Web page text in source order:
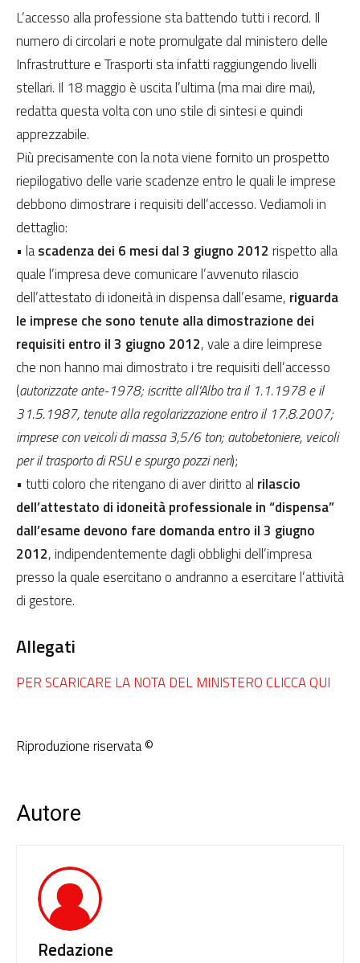
L’accesso alla professione sta battendo tutti i record. Il
numero di circolari e note promulgate dal ministero delle
Infrastrutture e Trasporti sta infatti raggiungendo livelli
stellari. Il 18 maggio è uscita l’ultima (ma mai dire mai),
redatta questa volta con uno stile di sintesi e quindi
apprezzabile.
Più precisamente con la nota viene fornito un prospetto
riepilogativo delle varie scadenze entro le quali le imprese
debbono dimostrare i requisiti dell’accesso. Vediamoli in
dettaglio:
• lascadenza dei 6 mesi dal 3 giugno 2012 rispetto alla
quale l’impresa deve comunicare l’avvenuto rilascio
dell’attestato di idoneità in dispensa dall’esame, riguarda
le imprese che sono tenute alla dimostrazione dei
requisiti entro il 3 giugno 2012, vale a dire leimprese
che non hanno mai dimostrato i tre requisiti dell’accesso
(autorizzate ante-1978; iscritte all’Albo tra il 1.1.1978 e il
31.5.1987, tenute alla regolarizzazione entro il 17.8.2007;
imprese con veicoli di massa 3,5/6 ton; autobetoniere, veicoli
per il trasporto di RSU e spurgo pozzi neri);
• tutti coloro che ritengano di aver diritto al rilascio
dell’attestato di idoneità professionale in “dispensa”
dall’esame devono fare domanda entro il 3 giugno
2012, indipendentemente dagli obblighi dell’impresa
presso la quale esercitano o andranno a esercitare l’attività
di gestore.
Allegati
PER SCARICARE LA NOTA DEL MINISTERO CLICCA QUI
Riproduzione riservata ©
Autore
Redazione